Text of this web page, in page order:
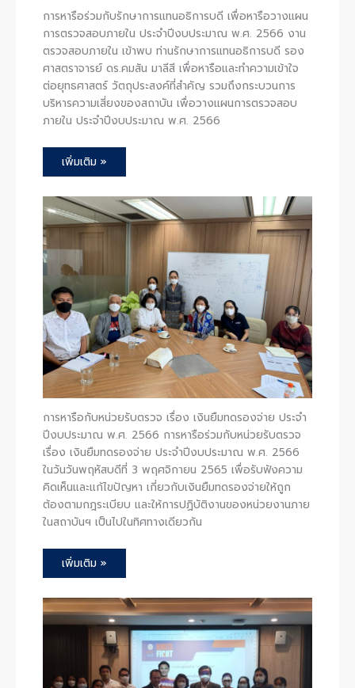
การหารือร่วมกับรักษาการแทนอธิการบดี เพื่อหารือวางแผน
การตรวจสอบภายใน ประจำปีงบประมาณ พ.ศ. 2566 งาน
ตรวจสอบภายใน เข้าพบ ท่านรักษาการแทนอธิการบดี รอง
ศาสตราจารย์ ดร.คมสัน มาลีสี เพื่อหารือและทำความเข้าใจ
ต่อยุทธศาสตร์ วัตถุประสงค์ที่สำคัญ รวมถึงกระบวนการ
บริหารความเสี่ยงของสถาบัน เพื่อวางแผนการตรวจสอบ
ภายใน ประจำปีงบประมาณ พ.ศ. 2566
เพิ่มเติม »
การหารือกับหน่วยรับตรวจ เรื่อง เงินยืมทดรองจ่าย ประจำ
ปีงบประมาณ พ.ศ. 2566 การหารือร่วมกับหน่วยรับตรวจ
เรื่อง เงินยืมทดรองจ่าย ประจำปีงบประมาณ พ.ศ. 2566
ในวันวันพฤหัสบดีที่ 3 พฤศจิกายน 2565 เพื่อรับฟังความ
คิดเห็นและแก้ไขปัญหา เกี่ยวกับเงินยืมทดรองจ่ายให้ถูก
ต้องตามกฎระเบียบ และให้การปฏิบัติงานของหน่วยงานภาย
ในสถาบันฯ เป็นไปในทิศทางเดียวกัน
เพิ่มเติม »